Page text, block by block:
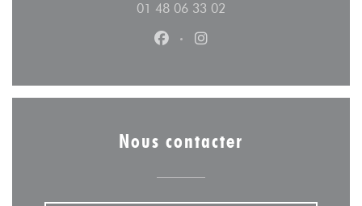
01 48 06 33 02
Facebook ((ouvre une nouvelle
Instagram ((ouvre une
Nous contacter